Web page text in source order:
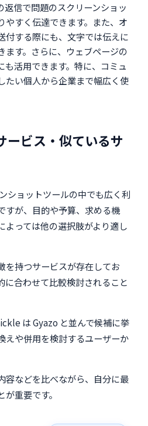
返信で問題のスクリーンショッ
やすく伝達できます。また、オ
付する際にも、文字では伝えに
ます。さらに、ウェブページの
も活用できます。特に、コミュ
たい個人から企業まで幅広く使
ービス・似ているサ
ショットツールの中でも広く利
すが、目的や予算、求める機
よっては他の選択肢がより適し
を持つサービスが存在してお
に合わせて比較検討されること
は Gyazo と並んで候補に挙
えや併用を検討するユーザーか
容などを比べながら、自分に最
重要です。